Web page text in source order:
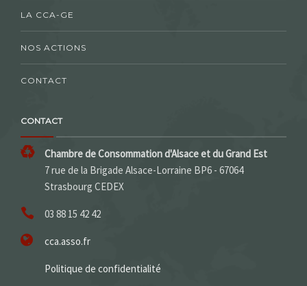
LA CCA-GE
NOS ACTIONS
CONTACT
CONTACT
Chambre de Consommation d'Alsace et du Grand Est
7 rue de la Brigade Alsace-Lorraine BP6 - 67064
Strasbourg CEDEX
03 88 15 42 42
cca.asso.fr
Politique de confidentialité